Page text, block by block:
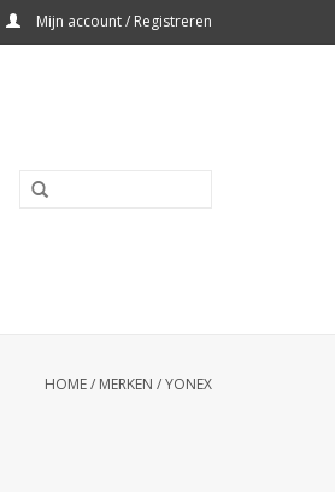
Mijn account / Registreren
HOME/ MERKEN /YONEX